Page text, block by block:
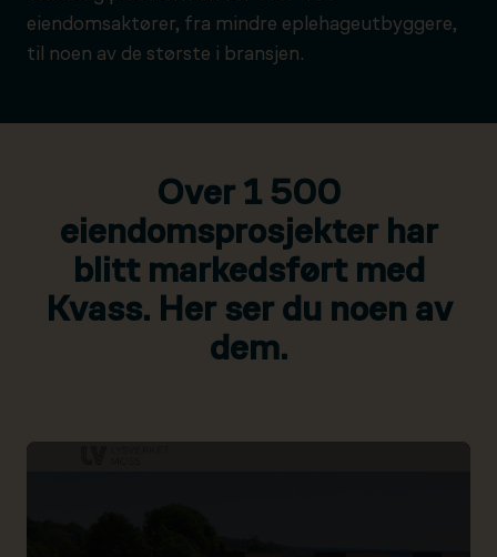
eiendomsaktører, fra mindre eplehageutbyggere,
til noen av de største i bransjen.
Over 1 500
eiendomsprosjekter har
blitt markedsført med
Kvass. Her ser du noen av
dem.